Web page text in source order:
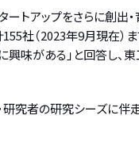
トアップをさらに創出・
社（2023年9月現在）
興味がある」と回答し
究者の研究シーズに伴